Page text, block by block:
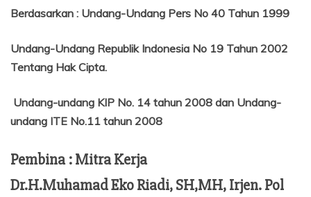
Berdasarkan : Undang-Undang Pers No 40 Tahun 1999
Undang-Undang Republik Indonesia No 19 Tahun 2002
Tentang Hak Cipta.
Undang-undang KIP No. 14 tahun 2008 dan Undang-
undang ITE No.11 tahun 2008
Pembina : Mitra Kerja
Dr.H.Muhamad Eko Riadi, SH,MH, Irjen. Pol